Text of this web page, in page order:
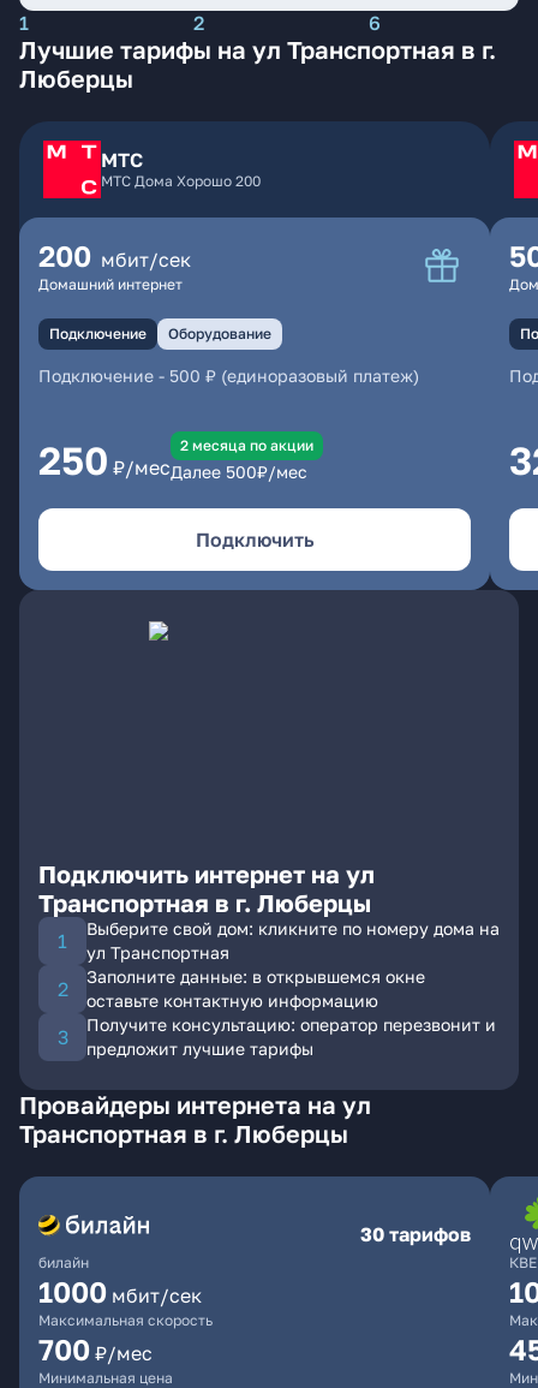
1 2 6
Лучшие тарифы на ул Транспортная в г.
Люберцы
МТС
МТС Дома Хорошо 200
200 мбит/сек
Домашний интернет
Подключение Оборудование
Подключение - 500 ₽ (единоразовый платеж)
250 ₽/мес
2 месяцa по акции
Далее 500₽/мес
Подключить
Подключить интернет на ул
Транспортная в г. Люберцы
Выберите свой дом: кликните по номеру дома на
ул Транспортная
Заполните данные: в открывшемся окне
оставьте контактную информацию
Получите консультацию: оператор перезвонит и
предложит лучшие тарифы
Провайдеры интернета на ул
Транспортная в г. Люберцы
билайн
30 тарифов
1000 мбит/сек
Максимальная скорость
700 ₽/мес
Минимальная цена